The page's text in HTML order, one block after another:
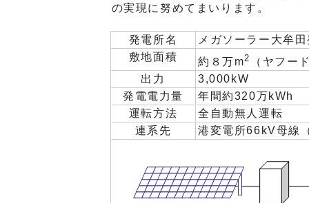
の実現に努めてまいります。
発電所名
メガソーラー大牟
敷地面積
約８万m2
（ヤフー
出力
3,000kW
発電電力量
年間約320万kWh
運転方法
全自動無人運転
連系先
港変電所66kV母線